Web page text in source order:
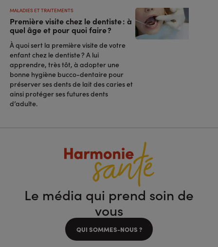
Première visite chez le dentiste : à
quel âge et pour quoi faire ?
MALADIES ET TRAITEMENTS
À quoi sert la première visite de votre
enfant chez le dentiste ? A lui
apprendre, très tôt, à adopter une
bonne hygiène bucco-dentaire pour
préserver ses dents de lait des caries et
ainsi protéger ses futures dents
d’adulte.
Le média qui prend soin de
vous
QUI SOMMES-NOUS ?